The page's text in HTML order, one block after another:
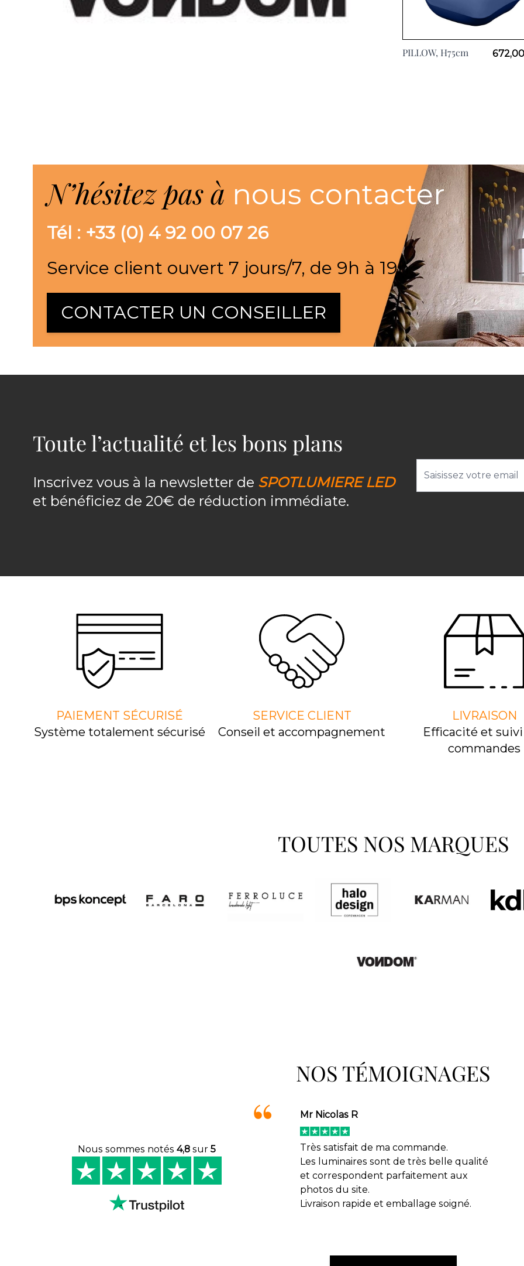
View larger image
PILLOW, H75cm
N’hésitez pas à nous contacter
Tél : +33 (0) 4 92 00 07 26
Service client ouvert 7 jours/7, de 9h à 19h
CONTACTER UN CONSEILLER
Toute l’actualité et les bons plans
Inscrivez vous à la newsletter de SPOTLUMIERE LED
et bénéficiez de 20€ de réduction immédiate.
PAIEMENT SÉCURISÉ
Système totalement sécurisé
SERVICE CLIENT
Conseil et accompagnement
LIVRAISON
Efﬁcacité et
commandes
TOUTES NOS MARQUES
NOS TÉMOIGNAGES
Nous sommes notés 4,8sur 5
Mr Nicolas R
Très satisfait de ma commande.
Les luminaires sont de très belle qualité
et correspondent parfaitement aux
photos du site.
Livraison rapide et emballage soigné.